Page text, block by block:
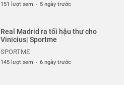
151 lượt xem - 5 ngày trước
Real Madrid ra tối hậu thư cho
Vinicius| Sportme
SPORTME
145 lượt xem - 6 ngày trước